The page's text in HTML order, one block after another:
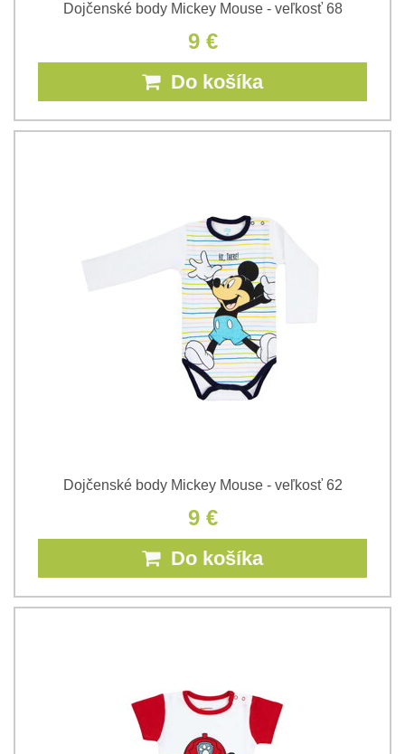
Dojčenské body Mickey Mouse - veľkosť 68
9 €
Do košíka
Dojčenské body Mickey Mouse - veľkosť 62
9 €
Do košíka